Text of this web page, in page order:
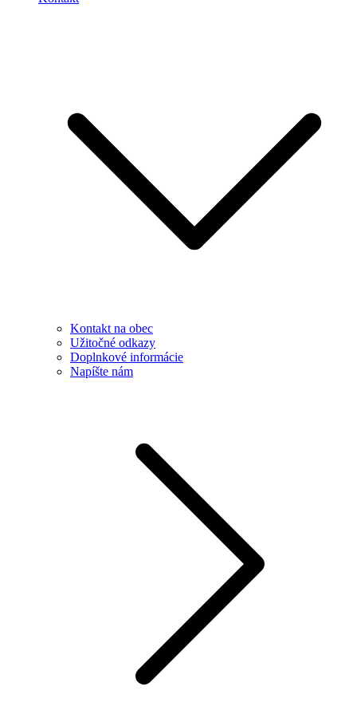
Kontakt na obec
Užitočné odkazy
Doplnkové informácie
Napíšte nám